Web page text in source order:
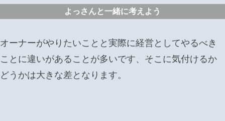
よっさんと一緒に考えよう
オーナーがやりたいことと実際に経営としてやるべき
ことに違いがあることが多いです、そこに気付けるか
どうかは大きな差となります。